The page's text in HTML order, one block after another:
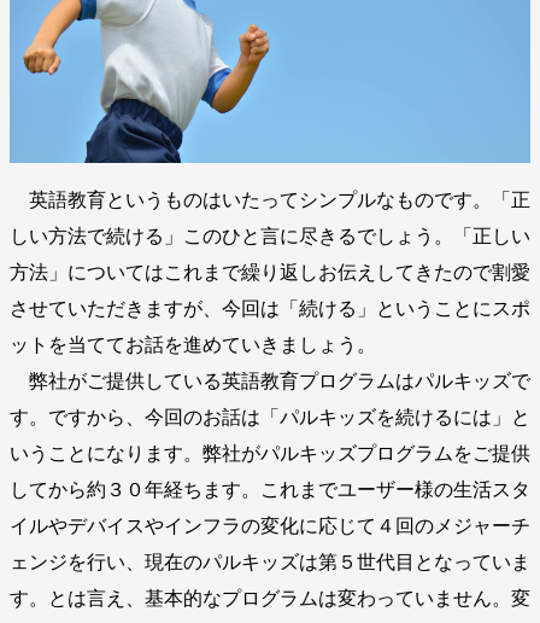
英語教育というものはいたってシンプルなものです。「正
しい方法で続ける」このひと言に尽きるでしょう。「正しい
方法」についてはこれまで繰り返しお伝えしてきたので割愛
させていただきますが、今回は「続ける」ということにスポ
ットを当ててお話を進めていきましょう。
弊社がご提供している英語教育プログラムはパルキッズで
す。ですから、今回のお話は「パルキッズを続けるには」と
いうことになります。弊社がパルキッズプログラムをご提供
してから約３０年経ちます。これまでユーザー様の生活スタ
イルやデバイスやインフラの変化に応じて４回のメジャーチ
ェンジを行い、現在のパルキッズは第５世代目となっていま
す。とは言え、基本的なプログラムは変わっていません。変